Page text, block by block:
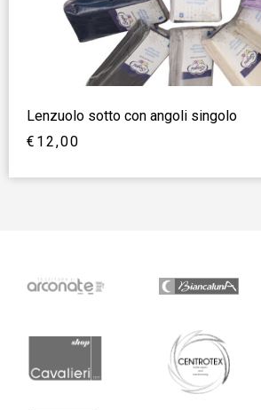
Lenzuolo sotto con angoli singolo
€ 12,00